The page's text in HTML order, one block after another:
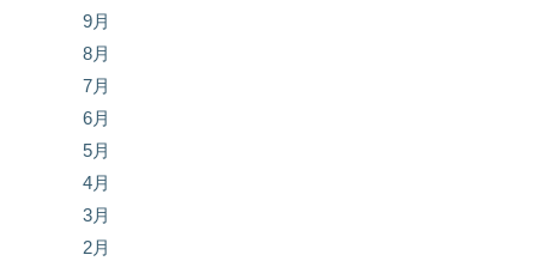
9月
8月
7月
6月
5月
4月
3月
2月